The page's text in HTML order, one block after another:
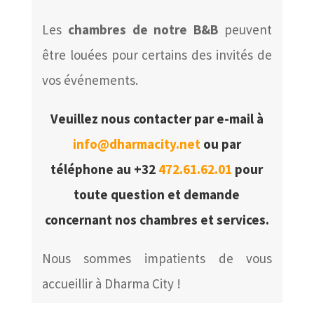
Les chambres de notre B&B peuvent
être louées pour certains des invités de
vos événements.
Veuillez nous contacter par e-mail à
info@dharmacity.netou par
téléphone au +32 472.61.62.01 pour
toute question et demande
concernant nos chambres et services.
Nous sommes impatients de vous
accueillir à Dharma City !